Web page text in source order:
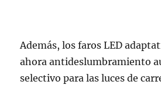
Además, los faros LED
ahora antideslumbramiento
selectivo para las luces de